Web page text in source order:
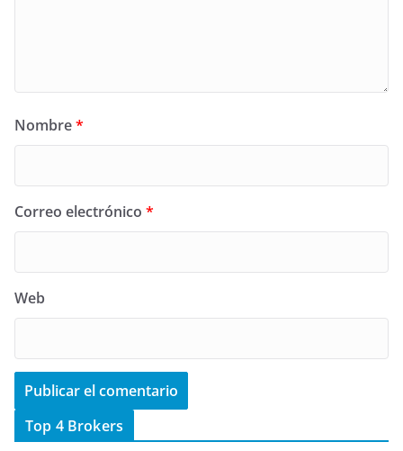
Nombre*
Correo electrónico *
Web
Top 4 Brokers